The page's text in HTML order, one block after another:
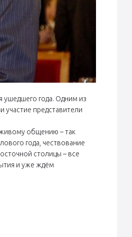
ушедшего года. Одним из
участие представители
общению – так
года, чествование
столицы – все
и уже ждём